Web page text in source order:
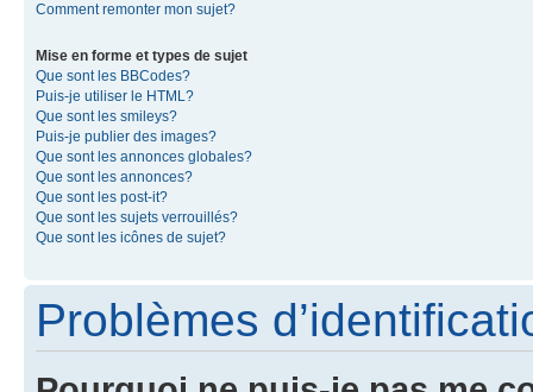
Comment remonter mon sujet?
Mise en forme et types de sujet
Que sont les BBCodes?
Puis-je utiliser le HTML?
Que sont les smileys?
Puis-je publier des images?
Que sont les annonces globales?
Que sont les annonces?
Que sont les post-it?
Que sont les sujets verrouillés?
Que sont les icônes de sujet?
Problèmes